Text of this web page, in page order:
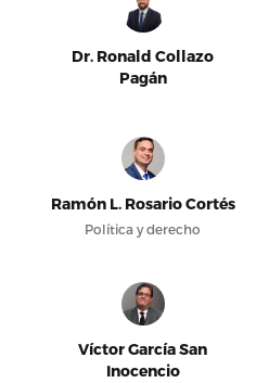
Dr. Ronald Collazo
Pagán
Ramón L. Rosario Cortés
Política y derecho
Víctor García San
Inocencio